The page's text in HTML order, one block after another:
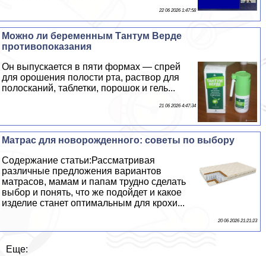
22 06 2026 1:47:58
Можно ли беременным Тантум Верде
противопоказания
Он выпускается в пяти формах — спрей
для орошения полости рта, раствор для
полосканий, таблетки, порошок и гель...
21 06 2026 4:47:34
Матрас для новорожденного: советы по выбору
Содержание статьи:Рассматривая
различные предложения вариантов
матрасов, мамам и папам трудно сделать
выбор и понять, что же подойдет и какое
изделие станет оптимальным для крохи...
20 06 2026 21:21:23
Еще: